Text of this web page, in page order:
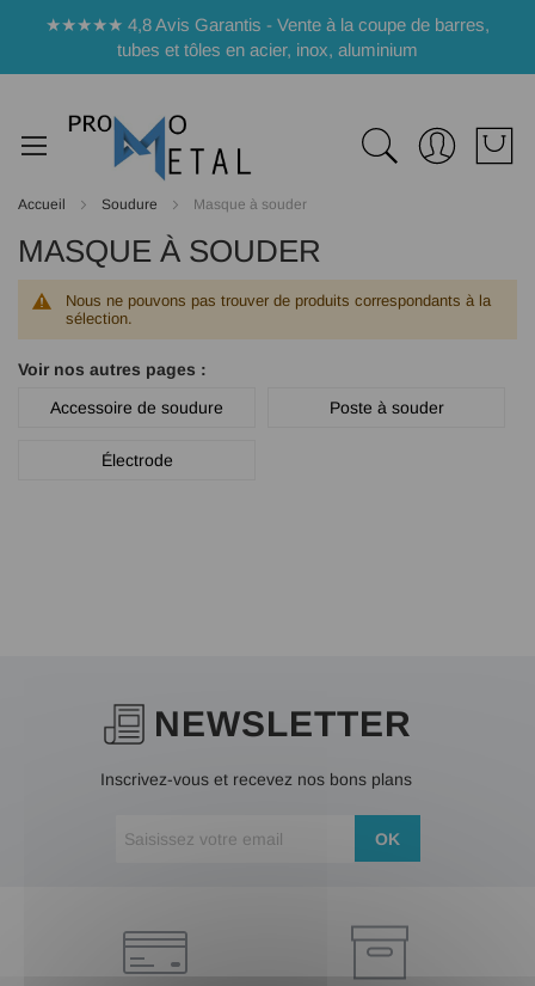
★★★★★ 4,8 Avis Garantis - Vente à la coupe de barres,
tubes et tôles en acier, inox, aluminium
Accueil Soudure Masque à souder
MASQUE À SOUDER
Nous ne pouvons pas trouver de produits correspondants à la
sélection.
Voir nos autres pages :
Accessoire de soudure
Poste à souder
Électrode
NEWSLETTER
Inscrivez-vous et recevez nos bons plans
OK